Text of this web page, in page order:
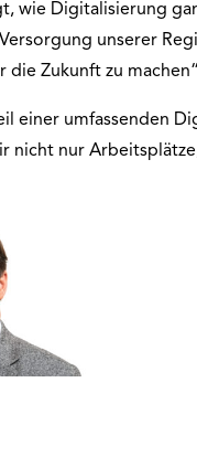
wie Digitalisierung
unserer
die Zukunft zu
einer umfassenden
nicht nur